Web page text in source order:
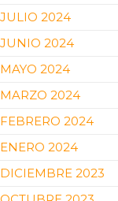
JULIO 2024
JUNIO 2024
MAYO 2024
MARZO 2024
FEBRERO 2024
ENERO 2024
DICIEMBRE 2023